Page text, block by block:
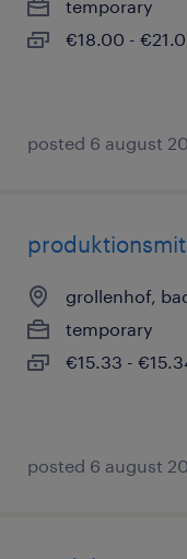
temporary
€18.00 -
posted 6 august
grollenhof,
temporary
€15.33 -
posted 6 august